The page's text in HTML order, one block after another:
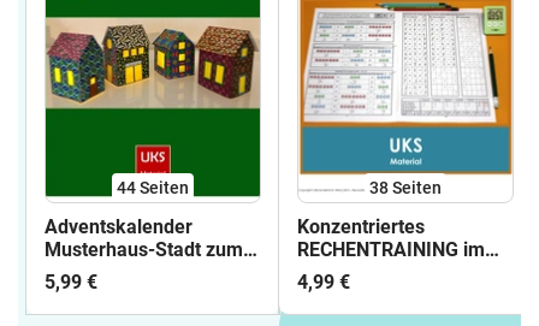
44Seiten
Adventskalender
Musterhaus-Stadt zum
Basteln
5,99 €
38Seiten
Konzentriertes
RECHENTRAINING im
Zahlenraum bis 10 -
Zerlegungen
automatisieren
4,99 €